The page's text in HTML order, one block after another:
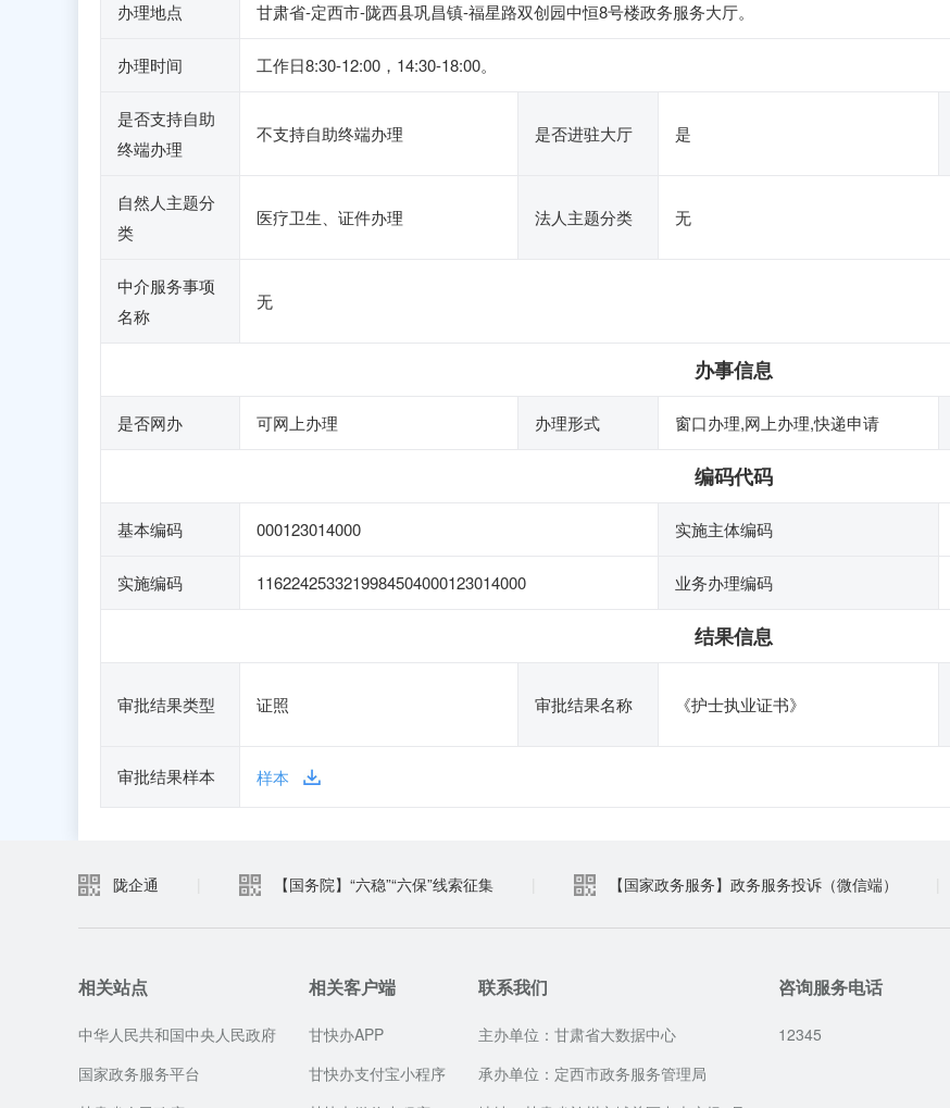
办理地点 甘肃省-定西市-陇西县巩昌镇-福星路双创园中恒8号楼政务服务大厅。
办理时间 工作日8:30-12:00，14:30-18:00。
是否支持自助
终端办理
不支持自助终端办理 是否进驻大厅 是
自然人主题分
类
医疗卫生、证件办理 法人主题分类 无
中介服务事项
名称
无
办事信息
是否网办 可网上办理 办理形式 窗口办理,网上办理,快递申请
编码代码
基本编码 000123014000 实施主体编码
实施编码 1162242533219984504000123014000 业务办理编码
结果信息
审批结果类型 证照 审批结果名称 《护士执业证书》
审批结果样本 样本
陇企通 【国务院】“六稳”“六保”线索征集 【国家政务服务】政务服务投诉（微信端）
相关站点
中华人民共和国中央人民政府
国家政务服务平台
相关客户端
甘快办APP
甘快办支付宝小程序
联系我们
主办单位：甘肃省大数据中心
承办单位：定西市政务服务管理局
咨询服务电话
12345